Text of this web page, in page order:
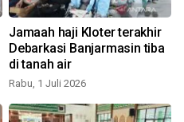
Jamaah haji Kloter terakhir
Debarkasi Banjarmasin tiba
di tanah air
Rabu, 1 Juli 2026